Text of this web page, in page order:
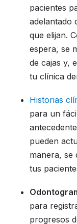
pacientes
adelantado
que elijan.
espera, se
de cajas y,
tu clínica
Historias
para un
pueden
manera, se
tus
para
progresos